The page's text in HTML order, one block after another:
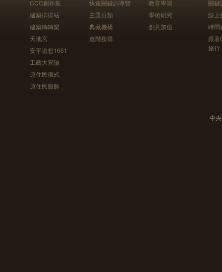
CCC創作集
建築排排站
建築轉轉樂
天地宮
安平追想1661
工藝大冒險
原住民儀式
原住民服飾
快速關鍵詞導覽
主題分類
典藏機構
進階搜尋
教育學習
學術研究
創意加值
關鍵
線上
時間
跟
旅行
中